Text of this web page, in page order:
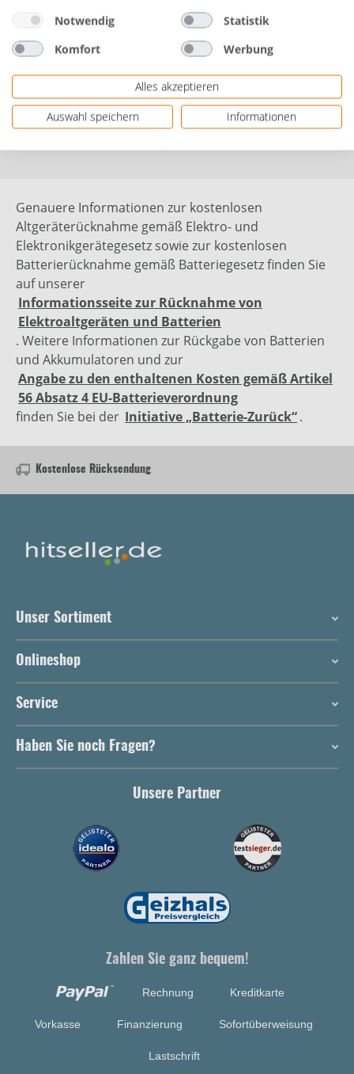
Co. KG | Werner-von-Siemens-Str. 13 | 68649 Gross-
Rohrheim, DEUTSCHLAND | Webseite: www.dolle.eu
| eMail: contact@dolle.eu | Herstellernr. 21454
Bewertungen
Genauere Informationen zur kostenlosen
Altgeräterücknahme gemäß Elektro- und
Elektronikgerätegesetz sowie zur kostenlosen
Batterierücknahme gemäß Batteriegesetz finden Sie
auf unserer
Informationsseite zur Rücknahme von
Elektroaltgeräten und Batterien
. Weitere Informationen zur Rückgabe von Batterien
und Akkumulatoren und zur
Angabe zu den enthaltenen Kosten gemäß Artikel
56 Absatz 4 EU-Batterieverordnung
finden Sie bei der Initiative „Batterie-Zurück“.
Kostenlose Rücksendung
Unser Sortiment
Onlineshop
Service
Haben Sie noch Fragen?
Unsere Partner
Zahlen Sie ganz bequem!
Rechnung Kreditkarte
Vorkasse Finanzierung Sofortüberweisung
Lastschrift
Notwendig
Statistik
Komfort
Werbung
Alles akzeptieren
Auswahl speichern
Informationen